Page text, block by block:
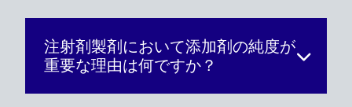
注射剤製剤において添加剤の純度が
重要な理由は何ですか？